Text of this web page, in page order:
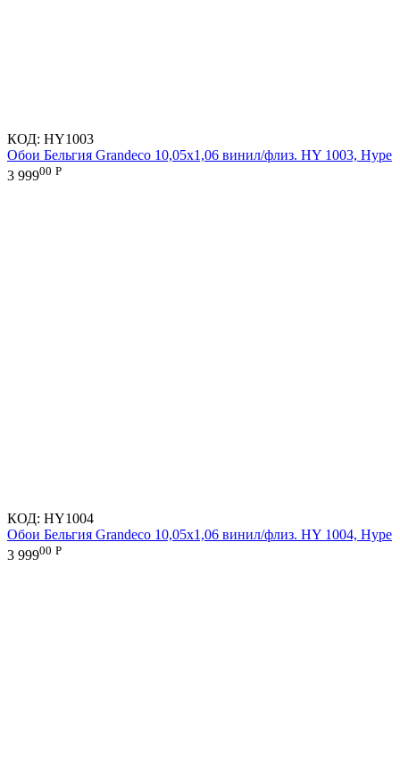
КОД: HY1003
Обои Бельгия Grandeco 10,05х1,06 винил/флиз. HY 1003, Hype
3 99900 Р
КОД: HY1004
Обои Бельгия Grandeco 10,05х1,06 винил/флиз. HY 1004, Hype
3 99900 Р